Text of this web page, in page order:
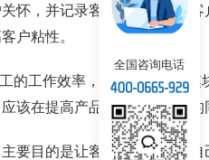
怀，并记录客户反馈。聆听
户粘性。
的工作效率，通过各个管理
该在提高产品和服务的品质
要目的是让客户更多地购买
全国咨询电话